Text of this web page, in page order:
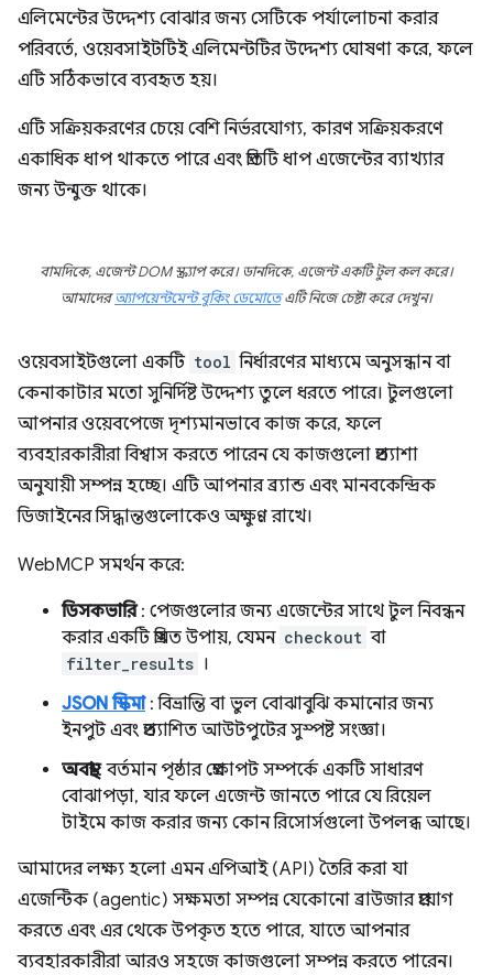
এলিমেন্টের উদ্দেশ্য বোঝার জন্য সেটিকে পর্যালোচনা করার
পরিবর্তে, ওয়েবসাইটটিই এলিমেন্টটির উদ্দেশ্য ঘোষণা করে, ফলে
এটি সঠিকভাবে ব্যবহৃত হয়।
এটি সক্রিয়করণের চেয়ে বেশি নির্ভরযোগ্য, কারণ সক্রিয়করণে
একাধিক ধাপ থাকতে পারে এবং প্রতিটি ধাপ এজেন্টের ব্যাখ্যার
জন্য উন্মুক্ত থাকে।
বামদিকে, এজেন্ট DOM স্ক্র্যাপ করে। ডানদিকে, এজেন্ট একটি টুল কল করে।
আমাদেরঅ্যাপয়েন্টমেন্ট বুকিং ডেমোতেএটি নিজে চেষ্টা করে দেখুন।
ওয়েবসাইটগুলো একটি tool নির্ধারণের মাধ্যমে অনুসন্ধান বা
কেনাকাটার মতো সুনির্দিষ্ট উদ্দেশ্য তুলে ধরতে পারে। টুলগুলো
আপনার ওয়েবপেজে দৃশ্যমানভাবে কাজ করে, ফলে
ব্যবহারকারীরা বিশ্বাস করতে পারেন যে কাজগুলো প্রত্যাশা
অনুযায়ী সম্পন্ন হচ্ছে। এটি আপনার ব্র্যান্ড এবং মানবকেন্দ্রিক
ডিজাইনের সিদ্ধান্তগুলোকেও অক্ষুণ্ণ রাখে।
WebMCP সমর্থন করে:
ডিসকভারি: পেজগুলোর জন্য এজেন্টের সাথে টুল নিবন্ধন
করার একটি প্রমিত উপায়, যেমন checkout বা
filter_results ।
JSON স্কিমা: বিভ্রান্তি বা ভুল বোঝাবুঝি কমানোর জন্য
ইনপুট এবং প্রত্যাশিত আউটপুটের সুস্পষ্ট সংজ্ঞা।
অবস্থা: বর্তমান পৃষ্ঠার প্রেক্ষাপট সম্পর্কে একটি সাধারণ
বোঝাপড়া, যার ফলে এজেন্ট জানতে পারে যে রিয়েল
টাইমে কাজ করার জন্য কোন রিসোর্সগুলো উপলব্ধ আছে।
আমাদের লক্ষ্য হলো এমন এপিআই (API) তৈরি করা যা
এজেন্টিক (agentic) সক্ষমতা সম্পন্ন যেকোনো ব্রাউজার প্রয়োগ
করতে এবং এর থেকে উপকৃত হতে পারে, যাতে আপনার
ব্যবহারকারীরা আরও সহজে কাজগুলো সম্পন্ন করতে পারেন।